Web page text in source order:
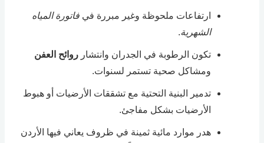
ارتفاعات ملحوظة وغير مبررة فيفاتورة المياه
الشهرية.
تكون الرطوبة في الجدران وانتشارروائح العفن
ومشاكل صحية تستمر لسنوات.
تدمير البنية التحتية مع تشققات الأرضيات أو هبوط
الأرضيات بشكل مفاجئ.
هدر موارد مائية ثمينة في ظروف يعاني فيها الأردن